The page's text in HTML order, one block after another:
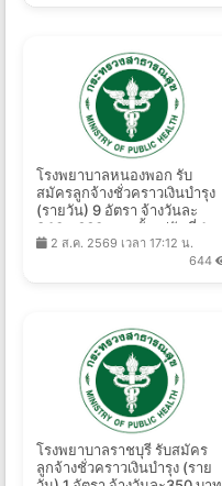
โรงพยาบาลหนองพอก รับ
สมัครลูกจ้างชั่วคราวเงินบำรุง
(รายวัน) 9 อัตรา จ้างวันละ
340 - 660 บาท ตั้งแต่วันที่ 1-
17 ส.ค. 2569
2 ส.ค. 2569 เวลา 17:12 น.
644
โรงพยาบาลราชบุรี รับสมัคร
ลูกจ้างชั่วคราวเงินบำรุง (ราย